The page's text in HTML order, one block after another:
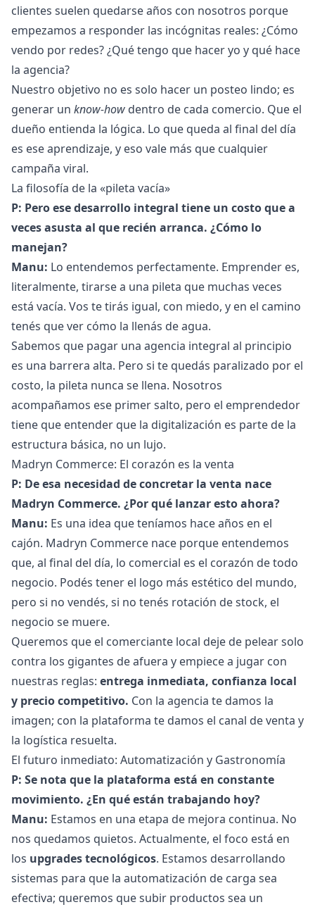
clientes suelen quedarse años con nosotros porque
empezamos a responder las incógnitas reales: ¿Cómo
vendo por redes? ¿Qué tengo que hacer yo y qué hace
la agencia?
Nuestro objetivo no es solo hacer un posteo lindo; es
generar un know-how dentro de cada comercio. Que el
dueño entienda la lógica. Lo que queda al final del día
es ese aprendizaje, y eso vale más que cualquier
campaña viral.
La filosofía de la «pileta vacía»
P: Pero ese desarrollo integral tiene un costo que a
veces asusta al que recién arranca. ¿Cómo lo
manejan?
Manu: Lo entendemos perfectamente. Emprender es,
literalmente, tirarse a una pileta que muchas veces
está vacía. Vos te tirás igual, con miedo, y en el camino
tenés que ver cómo la llenás de agua.
Sabemos que pagar una agencia integral al principio
es una barrera alta. Pero si te quedás paralizado por el
costo, la pileta nunca se llena. Nosotros
acompañamos ese primer salto, pero el emprendedor
tiene que entender que la digitalización es parte de la
estructura básica, no un lujo.
Madryn Commerce: El corazón es la venta
P: De esa necesidad de concretar la venta nace
Madryn Commerce. ¿Por qué lanzar esto ahora?
Manu: Es una idea que teníamos hace años en el
cajón. Madryn Commerce nace porque entendemos
que, al final del día, lo comercial es el corazón de todo
negocio. Podés tener el logo más estético del mundo,
pero si no vendés, si no tenés rotación de stock, el
negocio se muere.
Queremos que el comerciante local deje de pelear solo
contra los gigantes de afuera y empiece a jugar con
nuestras reglas: entrega inmediata, confianza local
y precio competitivo. Con la agencia te damos la
imagen; con la plataforma te damos el canal de venta y
la logística resuelta.
El futuro inmediato: Automatización y Gastronomía
P: Se nota que la plataforma está en constante
movimiento. ¿En qué están trabajando hoy?
Manu: Estamos en una etapa de mejora continua. No
nos quedamos quietos. Actualmente, el foco está en
los upgrades tecnológicos. Estamos desarrollando
sistemas para que la automatización de carga sea
efectiva; queremos que subir productos sea un